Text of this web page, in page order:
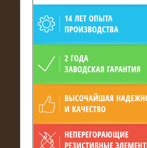
произведён высоковольтный
нагрузочный комплекс 24 МВт с
напряжением 6/10 кВ